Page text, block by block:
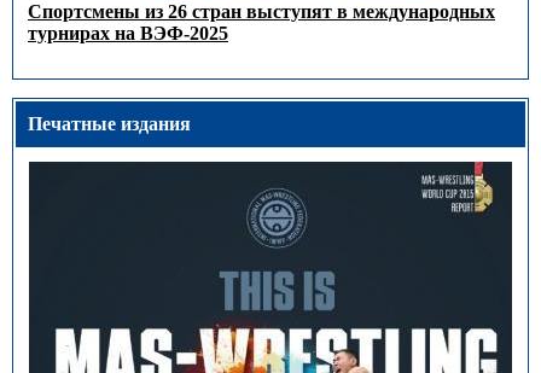
Спортсмены из 26 стран выступят в международных
турнирах на ВЭФ-2025
Печатные издания